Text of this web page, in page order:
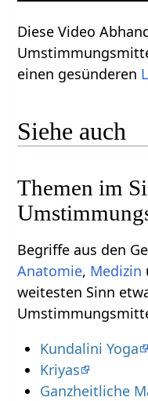
Diese Video
einen gesünderen
Siehe auch
Themen im
Begriffe aus den
Anatomie, Medizin
weitesten Sinn
Kundalini Yoga
Kriyas
Ganzheitliche